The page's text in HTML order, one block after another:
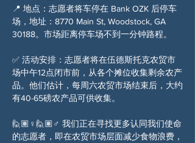
📍 地点：志愿者将车停在 Bank OZK 后停车
场，地址：8770 Main St, Woodstock, GA
30188。市场距离停车场不到一分钟路程。
✅ 活动安排：志愿者将在伍德斯托克农贸市
场中午12点闭市前，从各个摊位收集剩余农产
品。他们估计，每周六农贸市场结束后，大约
有40-65磅农产品可供收集。
🙋🏽♀️🙋🏽♂️ 我们正在寻找更多认同我们使命
的志愿者，即在农贸市场层面减少食物浪费，